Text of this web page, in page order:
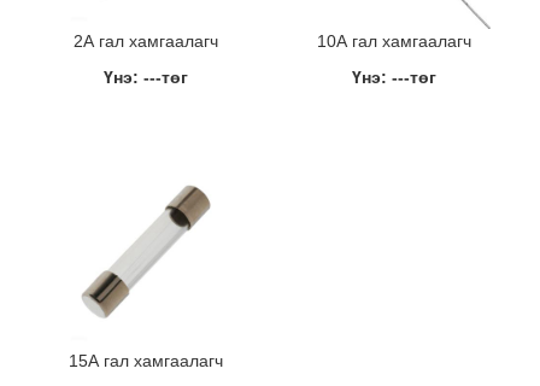
2А гал хамгаалагч
Үнэ: ---төг
10А гал хамгаалагч
Үнэ: ---төг
15А гал хамгаалагч